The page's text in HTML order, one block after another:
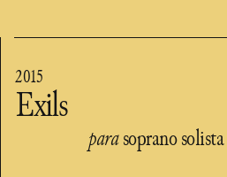
Exils
2015
parasoprano